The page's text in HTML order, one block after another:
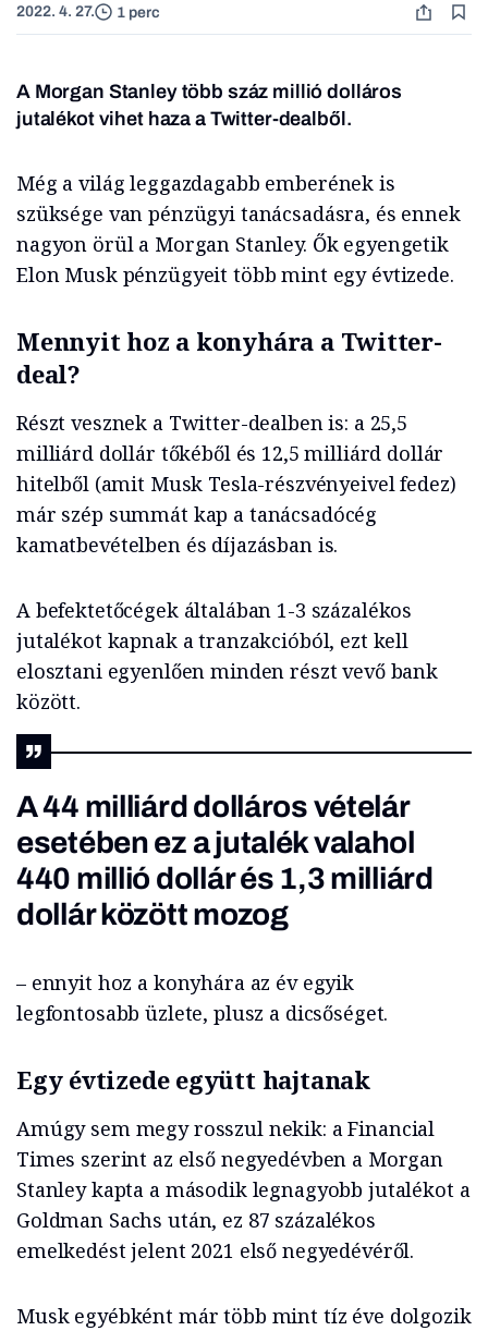
2022. 4. 27. 1 perc
A Morgan Stanley több száz millió dolláros
jutalékot vihet haza a Twitter-dealből.
Még a világ leggazdagabb emberének is
szüksége van pénzügyi tanácsadásra, és ennek
nagyon örül a Morgan Stanley. Ők egyengetik
Elon Musk pénzügyeit több mint egy évtizede.
Mennyit hoz a konyhára a Twitter-
deal?
Részt vesznek a Twitter-dealben is: a 25,5
milliárd dollár tőkéből és 12,5 milliárd dollár
hitelből (amit Musk Tesla-részvényeivel fedez)
már szép summát kap a tanácsadócég
kamatbevételben és díjazásban is.
A befektetőcégek általában 1-3 százalékos
jutalékot kapnak a tranzakcióból, ezt kell
elosztani egyenlően minden részt vevő bank
között.
A 44 milliárd dolláros vételár
esetében ez a jutalék valahol
440 millió dollár és 1,3 milliárd
dollár között mozog
– ennyit hoz a konyhára az év egyik
legfontosabb üzlete, plusz a dicsőséget.
Egy évtizede együtt hajtanak
Amúgy sem megy rosszul nekik: a Financial
Times szerint az első negyedévben a Morgan
Stanley kapta a második legnagyobb jutalékot a
Goldman Sachs után, ez 87 százalékos
emelkedést jelent 2021 első negyedévéről.
Musk egyébként már több mint tíz éve dolgozik